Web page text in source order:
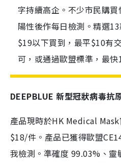
字持續高企。不少市民購
陽性後作每日檢測。精選
$19以下買到，最平$10有
可，或通過歐盟標準，最快
DEEPBLUE 新型冠狀病毒抗
產品現時於HK Medical
$18/件。產品已獲得歐盟
我檢測。準確度 99.03%、靈